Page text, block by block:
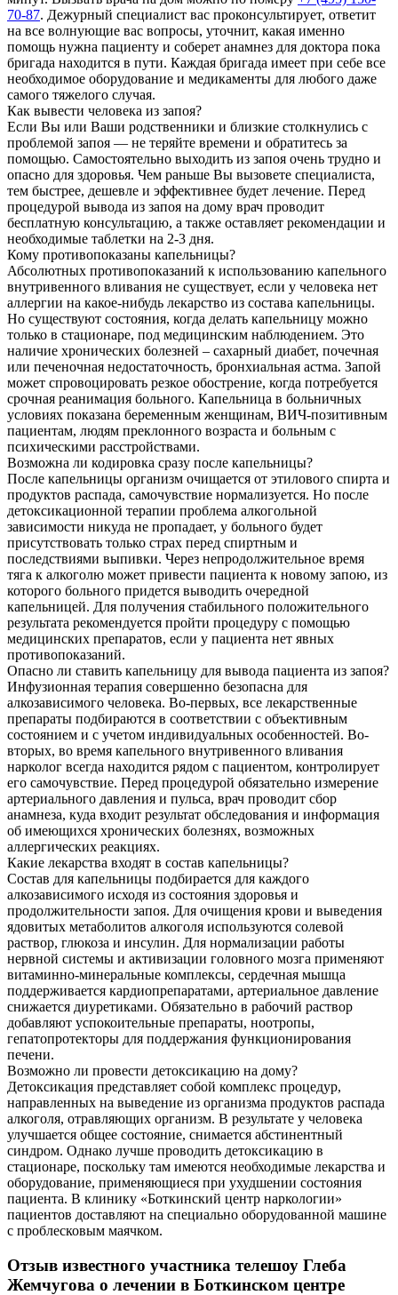
70-87. Дежурный специалист вас проконсультирует, ответит
на все волнующие вас вопросы, уточнит, какая именно
помощь нужна пациенту и соберет анамнез для доктора пока
бригада находится в пути. Каждая бригада имеет при себе все
необходимое оборудование и медикаменты для любого даже
самого тяжелого случая.
Как вывести человека из запоя?
Если Вы или Ваши родственники и близкие столкнулись с
проблемой запоя — не теряйте времени и обратитесь за
помощью. Самостоятельно выходить из запоя очень трудно и
опасно для здоровья. Чем раньше Вы вызовете специалиста,
тем быстрее, дешевле и эффективнее будет лечение. Перед
процедурой вывода из запоя на дому врач проводит
бесплатную консультацию, а также оставляет рекомендации и
необходимые таблетки на 2-3 дня.
Кому противопоказаны капельницы?
Абсолютных противопоказаний к использованию капельного
внутривенного вливания не существует, если у человека нет
аллергии на какое-нибудь лекарство из состава капельницы.
Но существуют состояния, когда делать капельницу можно
только в стационаре, под медицинским наблюдением. Это
наличие хронических болезней – сахарный диабет, почечная
или печеночная недостаточность, бронхиальная астма. Запой
может спровоцировать резкое обострение, когда потребуется
срочная реанимация больного. Капельница в больничных
условиях показана беременным женщинам, ВИЧ-позитивным
пациентам, людям преклонного возраста и больным с
психическими расстройствами.
Возможна ли кодировка сразу после капельницы?
После капельницы организм очищается от этилового спирта и
продуктов распада, самочувствие нормализуется. Но после
детоксикационной терапии проблема алкогольной
зависимости никуда не пропадает, у больного будет
присутствовать только страх перед спиртным и
последствиями выпивки. Через непродолжительное время
тяга к алкоголю может привести пациента к новому запою, из
которого больного придется выводить очередной
капельницей. Для получения стабильного положительного
результата рекомендуется пройти процедуру с помощью
медицинских препаратов, если у пациента нет явных
противопоказаний.
Опасно ли ставить капельницу для вывода пациента из запоя?
Инфузионная терапия совершенно безопасна для
алкозависимого человека. Во-первых, все лекарственные
препараты подбираются в соответствии с объективным
состоянием и с учетом индивидуальных особенностей. Во-
вторых, во время капельного внутривенного вливания
нарколог всегда находится рядом с пациентом, контролирует
его самочувствие. Перед процедурой обязательно измерение
артериального давления и пульса, врач проводит сбор
анамнеза, куда входит результат обследования и информация
об имеющихся хронических болезнях, возможных
аллергических реакциях.
Какие лекарства входят в состав капельницы?
Состав для капельницы подбирается для каждого
алкозависимого исходя из состояния здоровья и
продолжительности запоя. Для очищения крови и выведения
ядовитых метаболитов алкоголя используются солевой
раствор, глюкоза и инсулин. Для нормализации работы
нервной системы и активизации головного мозга применяют
витаминно-минеральные комплексы, сердечная мышца
поддерживается кардиопрепаратами, артериальное давление
снижается диуретиками. Обязательно в рабочий раствор
добавляют успокоительные препараты, ноотропы,
гепатопротекторы для поддержания функционирования
печени.
Возможно ли провести детоксикацию на дому?
Детоксикация представляет собой комплекс процедур,
направленных на выведение из организма продуктов распада
алкоголя, отравляющих организм. В результате у человека
улучшается общее состояние, снимается абстинентный
синдром. Однако лучше проводить детоксикацию в
стационаре, поскольку там имеются необходимые лекарства и
оборудование, применяющиеся при ухудшении состояния
пациента. В клинику «Боткинский центр наркологии»
пациентов доставляют на специально оборудованной машине
с проблесковым маячком.
Отзыв известного участника телешоу Глеба
Жемчугова о лечении в Боткинском центре